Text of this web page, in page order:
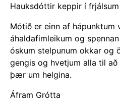
Hauksdóttir keppir í
Mótið er einn af hápunktum
áhaldafimleikum og
óskum stelpunum okkar og
gengis og hvetjum alla til
þær um helgina.
Áfram Grótta